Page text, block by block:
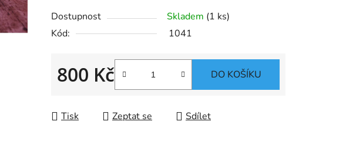
0,0
z
hvězdiček.
Dostupnost Skladem (1 ks)
Kód:
1041
800 Kč DO KOŠÍKU
Tisk Zeptat se Sdílet